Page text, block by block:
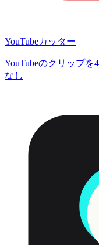
YouTubeカッター
YouTubeのクリップ
なし